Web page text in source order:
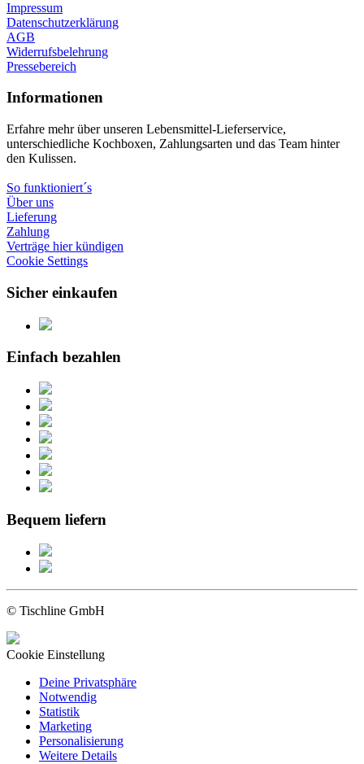
Impressum
Datenschutzerklärung
AGB
Widerrufsbelehrung
Pressebereich
Informationen
Erfahre mehr über unseren Lebensmittel-Lieferservice,
unterschiedliche Kochboxen, Zahlungsarten und das Team hinter
den Kulissen.
So funktioniert´s
Über uns
Lieferung
Zahlung
Verträge hier kündigen
Cookie Settings
Sicher einkaufen
Einfach bezahlen
Bequem liefern
© Tischline GmbH
Cookie Einstellung
Deine Privatsphäre
Notwendig
Statistik
Marketing
Personalisierung
Weitere Details